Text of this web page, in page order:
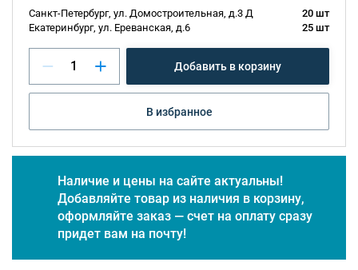
Санкт-Петербург, ул. Домостроительная, д.3 Д
20 шт
Екатеринбург, ул. Ереванская, д.6
25 шт
Добавить в корзину
В избранное
Наличие и цены на сайте актуальны!
Добавляйте товар из наличия в корзину,
оформляйте заказ — счет на оплату сразу
придет вам на почту!